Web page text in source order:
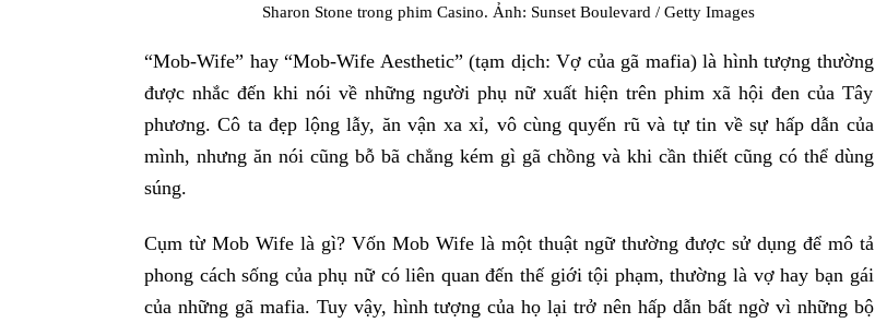
Sharon Stone trong phim Casino. Ảnh: Sunset Boulevard / Getty Images
“Mob-Wife” hay “Mob-Wife Aesthetic” (tạm dịch: Vợ của gã mafia) là hình tượng thường
được nhắc đến khi nói về những người phụ nữ xuất hiện trên phim xã hội đen của Tây
phương. Cô ta đẹp lộng lẫy, ăn vận xa xỉ, vô cùng quyến rũ và tự tin về sự hấp dẫn của
mình, nhưng ăn nói cũng bỗ bã chẳng kém gì gã chồng và khi cần thiết cũng có thể dùng
súng.
Cụm từ Mob Wife là gì? Vốn Mob Wife là một thuật ngữ thường được sử dụng để mô tả
phong cách sống của phụ nữ có liên quan đến thế giới tội phạm, thường là vợ hay bạn gái
của những gã mafia. Tuy vậy, hình tượng của họ lại trở nên hấp dẫn bất ngờ vì những bộ